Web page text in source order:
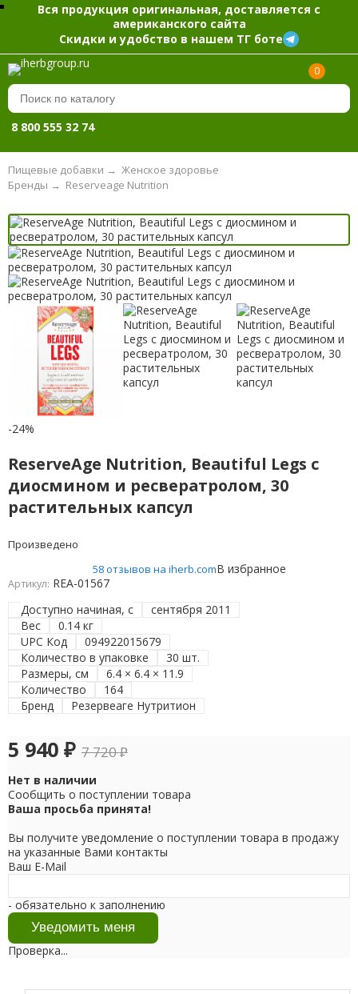
Вся продукция оригинальная, доставляется с
американского сайта
Скидки и удобство в нашем ТГ боте
0
8 800 555 32 74
Пищевые добавки → Женское здоровье
Reserveage Nutrition
Бренды →
-24%
ReserveAge Nutrition, Beautiful Legs с
диосмином и ресвератролом, 30
растительных капсул
Произведено
58 отзывов на iherb.comВ избранное
Артикул: REA-01567
Доступно начиная, с
сентября 2011
Вес
0.14 кг
UPC Код
094922015679
Количество в упаковке
30 шт.
Размеры, см
6.4 × 6.4 × 11.9
Количество
164
Бренд
Резервеаге Нутритион
5 940 ₽ 7 720₽
Нет в наличии
Сообщить о поступлении товара
Ваша просьба принята!
Вы получите уведомление о поступлении товара в продажу
на указанные Вами контакты
Ваш E-Mail
- обязательно к заполнению
Проверка...